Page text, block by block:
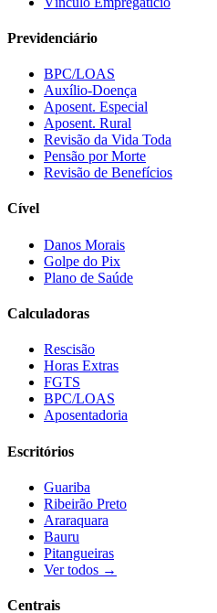
Previdenciário
BPC/LOAS
Auxílio-Doença
Aposent. Especial
Aposent. Rural
Revisão da Vida Toda
Pensão por Morte
Revisão de Benefícios
Cível
Danos Morais
Golpe do Pix
Plano de Saúde
Calculadoras
Rescisão
Horas Extras
FGTS
BPC/LOAS
Aposentadoria
Escritórios
Guariba
Ribeirão Preto
Araraquara
Bauru
Pitangueiras
Ver todos →
Centrais